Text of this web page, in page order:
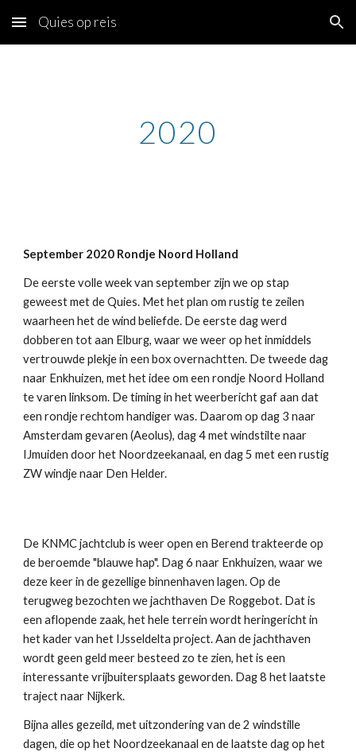
Skip to main content Skip to navigation
Quies op reis
2020
September 2020 Rondje Noord Holland
De eerste volle week van september zijn we op stap
geweest met de Quies. Met het plan om rustig te zeilen
waarheen het de wind beliefde. De eerste dag werd
dobberen tot aan Elburg, waar we weer op het inmiddels
vertrouwde plekje in een box overnachtten. De tweede dag
naar Enkhuizen, met het idee om een rondje Noord Holland
te varen linksom. De timing in het weerbericht gaf aan dat
een rondje rechtom handiger was. Daarom op dag 3 naar
Amsterdam gevaren (Aeolus), dag 4 met windstilte naar
IJmuiden door het Noordzeekanaal, en dag 5 met een rustig
ZW windje naar Den Helder.
De KNMC jachtclub is weer open en Berend trakteerde op
de beroemde "blauwe hap". Dag 6 naar Enkhuizen, waar we
deze keer in de gezellige binnenhaven lagen. Op de
terugweg bezochten we jachthaven De Roggebot. Dat is
een aflopende zaak, het hele terrein wordt heringericht in
het kader van het IJsseldelta project. Aan de jachthaven
wordt geen geld meer besteed zo te zien, het is een
interessante vrijbuitersplaats geworden. Dag 8 het laatste
traject naar Nijkerk.
Bijna alles gezeild, met uitzondering van de 2 windstille
dagen, die op het Noordzeekanaal en de laatste dag op het